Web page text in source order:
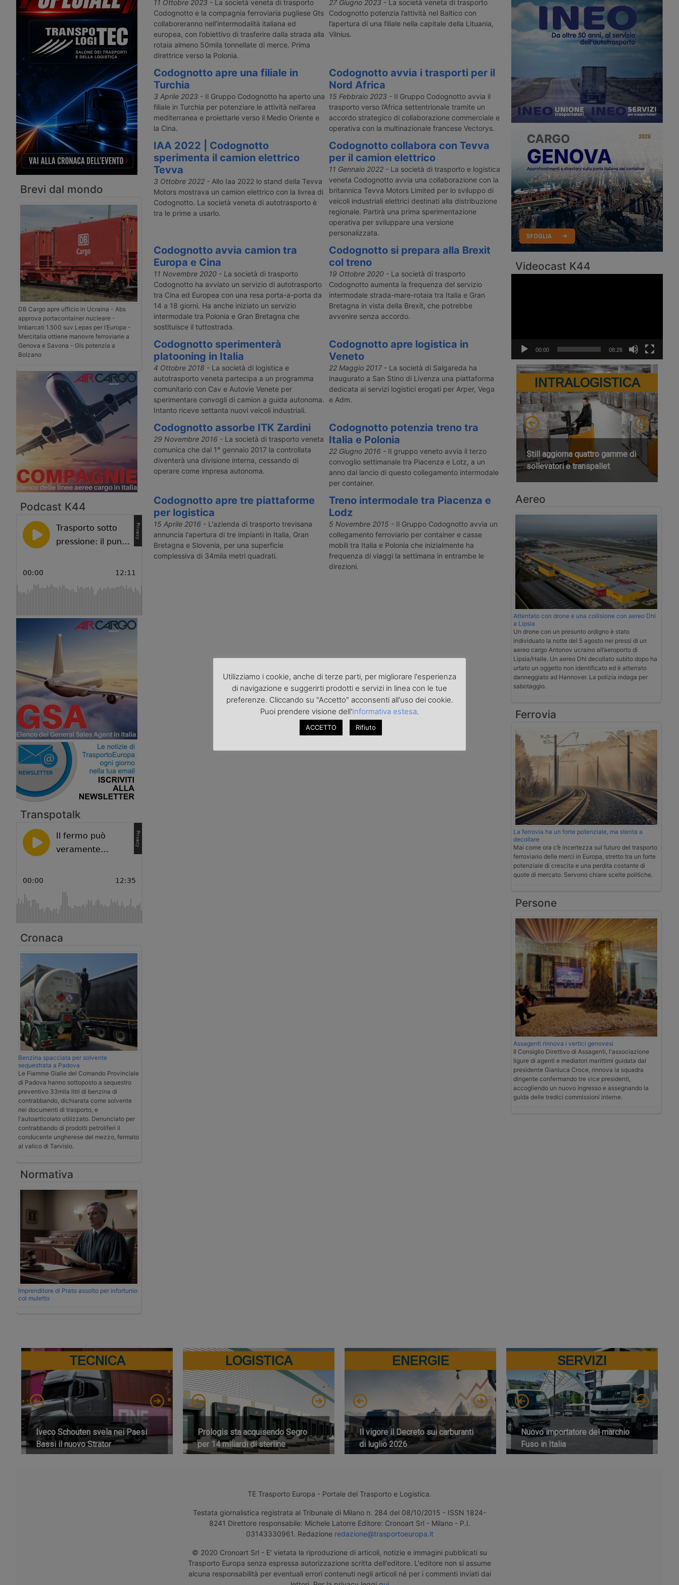
d’innovazione avviato dal
trasportatore veneto nel 2025.
per Genova – Magellan Circle e
RightShip per la decarbonizzazione
dei porti – Telepass e Ionity per la
ricarica elettrica – Nova Systems e
Trimble rafforzano la collaborazione
– Crescita per i robot di picking –
Emirati Arabi, con decolli a
frequenza bisettimanale.
Svolge la funzione di hub per l’intera
regione.
viaggio è di ventidue giorni.
Brevi dal mondo
DB Cargo apre ufficio in Ucraina - Abs
approva portacontainer nucleare -
Imbarcati 1.500 suv Lepas per l’Europa -
Mercitalia ottiene manovre ferroviarie a
Genova e Savona - Gls potenzia a
Bolzano
Podcast K44
Transpotalk
Cronaca
Benzina spacciata per solvente
sequestrata a Padova
Le Fiamme Gialle del Comando Provinciale
di Padova hanno sottoposto a sequestro
preventivo 33mila litri di benzina di
contrabbando, dichiarata come solvente
nei documenti di trasporto, e
l'autoarticolato utilizzato. Denunciato per
contrabbando di prodotti petroliferi il
conducente ungherese del mezzo, fermato
al valico di Tarvisio.
Normativa
Imprenditore di Prato assolto per infortunio
col muletto
11 Ottobre 2023 - La società veneta di trasporto
Codognotto e la compagnia ferroviaria pugliese Gts
collaboreranno nell’intermodalità italiana ed
europea, con l’obiettivo di trasferire dalla strada alla
rotaia almeno 50mila tonnellate di merce. Prima
direttrice verso la Polonia.
27 Giugno 2023 - La società veneta di trasporto
Codognotto potenzia l’attività nel Baltico con
l’apertura di una filiale nella capitale della Lituania,
Vilnius.
Codognotto apre una filiale in
Turchia
3 Aprile 2023 - Il Gruppo Codognotto ha aperto una
filiale in Turchia per potenziare le attività nell’area
mediterranea e proiettarle verso il Medio Oriente e
la Cina.
Codognotto avvia i trasporti per il
Nord Africa
15 Febbraio 2023 - Il Gruppo Codognotto avvia il
trasporto verso l’Africa settentrionale tramite un
accordo strategico di collaborazione commerciale e
operativa con la multinazionale francese Vectorys.
IAA 2022 | Codognotto
sperimenta il camion elettrico
Tevva
3 Ottobre 2022- Allo Iaa 2022 lo stand della Tevva
Motors mostrava un camion elettrico con la livrea di
Codognotto. La società veneta di autotrasporto è
tra le prime a usarlo.
Codognotto collabora con Tevva
per il camion elettrico
11 Gennaio 2022 - La società di trasporto e logistica
veneta Codognotto avvia una collaborazione con la
britannica Tevva Motors Limited per lo sviluppo di
veicoli industriali elettrici destinati alla distribuzione
regionale. Partirà una prima sperimentazione
operativa per sviluppare una versione
personalizzata.
Codognotto avvia camion tra
Europa e Cina
11 Novembre 2020 - La società di trasporto
Codognotto ha avviato un servizio di autotrasporto
tra Cina ed Europea con una resa porta-a-porta da
14 a 18 giorni. Ha anche iniziato un servizio
intermodale tra Polonia e Gran Bretagna che
sostituisce il tuttostrada.
Codognotto si prepara alla Brexit
col treno
19 Ottobre 2020 - La società di trasporto
Codognotto aumenta la frequenza del servizio
intermodale strada-mare-rotaia tra Italia e Gran
Bretagna in vista della Brexit, che potrebbe
avvenire senza accordo.
Codognotto sperimenterà
platooning in Italia
4 Ottobre 2018 - La società di logistica e
autotrasporto veneta partecipa a un programma
comunitario con Cav e Autovie Venete per
sperimentare convogli di camion a guida autonoma.
Intanto riceve settanta nuovi veicoli industriali.
Codognotto apre logistica in
Veneto
22 Maggio 2017 - La società di Salgareda ha
inaugurato a San Stino di Livenza una piattaforma
dedicata ai servizi logistici erogati per Arper, Vega
e Adm.
Codognotto assorbe ITK Zardini
29 Novembre 2016 - La società di trasporto veneta
comunica che dal 1° gennaio 2017 la controllata
diventerà una divisione interna, cessando di
operare come impresa autonoma.
Codognotto potenzia treno tra
Italia e Polonia
22 Giugno 2016 - Il gruppo veneto avvia il terzo
convoglio settimanale tra Piacenza e Lotz, a un
anno dal lancio di questo collegamento intermodale
per container.
Codognotto apre tre piattaforme
per logistica
15 Aprile 2016 - L'azienda di trasporto trevisana
annuncia l'apertura di tre impianti in Italia, Gran
Bretagna e Slovenia, per una superficie
complessiva di 34mila metri quadrati.
Treno intermodale tra Piacenza e
Lodz
5 Novembre 2015 - Il Gruppo Codognotto avvia un
collegamento ferroviario per container e casse
mobili tra Italia e Polonia che inizialmente ha
frequenza di viaggi la settimana in entrambe le
direzioni.
Videocast K44
00:00 08:26
INTRALOGISTICA
Still aggiorna quattro gamme di
sollevatori e transpallet
Aereo
Attentato con drone e una collisione con aereo Dhl
a Lipsia
Un drone con un presunto ordigno è stato
individuato la notte del 5 agosto nei pressi di un
aereo cargo Antonov ucraino all’aeroporto di
Lipsia/Halle. Un aereo Dhl decollato subito dopo ha
urtato un oggetto non identificato ed è atterrato
danneggiato ad Hannover. La polizia indaga per
sabotaggio.
Ferrovia
La ferrovia ha un forte potenziale, ma stenta a
decollare
Mai come ora c’è incertezza sul futuro del trasporto
ferroviario delle merci in Europa, stretto tra un forte
potenziale di crescita e una perdita costante di
quote di mercato. Servono chiare scelte politiche.
Persone
Assagenti rinnova i vertici genovesi
Il Consiglio Direttivo di Assagenti, l'associazione
ligure di agenti e mediatori marittimi guidata dal
presidente Gianluca Croce, rinnova la squadra
dirigente confermando tre vice presidenti,
accogliendo un nuovo ingresso e assegnando la
guida delle tredici commissioni interne.
TECNICA
Iveco Schouten svela nei Paesi
Bassi il nuovo Strator
LOGISTICA
Prologis sta acquisendo Segro
per 14 miliardi di sterline
ENERGIE
Il vigore il Decreto sui carburanti
di luglio 2026
SERVIZI
Nuovo importatore del marchio
Fuso in Italia
TE Trasporto Europa - Portale del Trasporto e Logistica.
Testata giornalistica registrata al Tribunale di Milano n. 284 del 08/10/2015 - ISSN 1824-
8241 Direttore responsabile: Michele Latorre Editore: Cronoart Srl - Milano - P.I.
03143330961. Redazione redazione@trasportoeuropa.it
© 2020 Cronoart Srl - E' vietata la riproduzione di articoli, notizie e immagini pubblicati su
Trasporto Europa senza espressa autorizzazione scritta dell'editore. L'editore non si assume
alcuna responsabilità per eventuali errori contenuti negli articoli né per i commenti inviati dai
Utilizziamo i cookie, anche di terze parti, per migliorare l'esperienza
di navigazione e suggerirti prodotti e servizi in linea con le tue
preferenze. Cliccando su "Accetto" acconsenti all'uso dei cookie.
Puoi prendere visione dell'Informativa estesa.
ACCETTO Rifiuto